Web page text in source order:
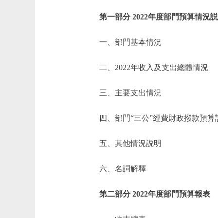
第一部分 2022年度部門預算情況
一、部門基本情況
二、2022年收入及支出總體情況
三、主要支出情況
四、部門“三公”經費財政撥款預算
五、其他情況説明
六、名詞解釋
第二部分 2022年度部門預算報表